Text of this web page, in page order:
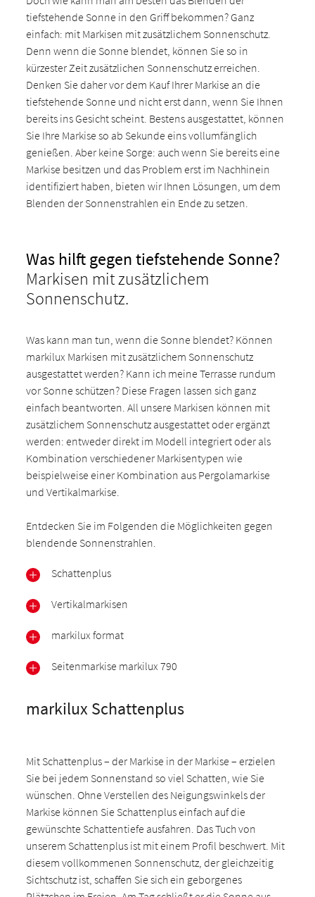
tiefstehende Sonne in den Griff bekommen? Ganz
einfach: mit Markisen mit zusätzlichem Sonnenschutz.
Denn wenn die Sonne blendet, können Sie so in
kürzester Zeit zusätzlichen Sonnenschutz erreichen.
Denken Sie daher vor dem Kauf Ihrer Markise an die
tiefstehende Sonne und nicht erst dann, wenn Sie Ihnen
bereits ins Gesicht scheint. Bestens ausgestattet, können
Sie Ihre Markise so ab Sekunde eins vollumfänglich
genießen. Aber keine Sorge: auch wenn Sie bereits eine
Markise besitzen und das Problem erst im Nachhinein
identifiziert haben, bieten wir Ihnen Lösungen, um dem
Blenden der Sonnenstrahlen ein Ende zu setzen.
Was hilft gegen tiefstehende Sonne?
Markisen mit zusätzlichem
Sonnenschutz.
Was kann man tun, wenn die Sonne blendet? Können
markilux Markisen mit zusätzlichem Sonnenschutz
ausgestattet werden? Kann ich meine Terrasse rundum
vor Sonne schützen? Diese Fragen lassen sich ganz
einfach beantworten. All unsere Markisen können mit
zusätzlichem Sonnenschutz ausgestattet oder ergänzt
werden: entweder direkt im Modell integriert oder als
Kombination verschiedener Markisentypen wie
beispielweise einer Kombination aus Pergolamarkise
und Vertikalmarkise.
Entdecken Sie im Folgenden die Möglichkeiten gegen
blendende Sonnenstrahlen.
Schattenplus
Vertikalmarkisen
markilux format
Seitenmarkise markilux 790
markilux Schattenplus
Mit Schattenplus – der Markise in der Markise – erzielen
Sie bei jedem Sonnenstand so viel Schatten, wie Sie
wünschen. Ohne Verstellen des Neigungswinkels der
Markise können Sie Schattenplus einfach auf die
gewünschte Schattentiefe ausfahren. Das Tuch von
unserem Schattenplus ist mit einem Profil beschwert. Mit
diesem vollkommenen Sonnenschutz, der gleichzeitig
Sichtschutz ist, schaffen Sie sich ein geborgenes